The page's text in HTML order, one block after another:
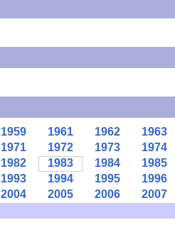
1959 1961 1962 1963
1971 1972 1973 1974
1982 1983 1984 1985
1993 1994 1995 1996
2004 2005 2006 2007